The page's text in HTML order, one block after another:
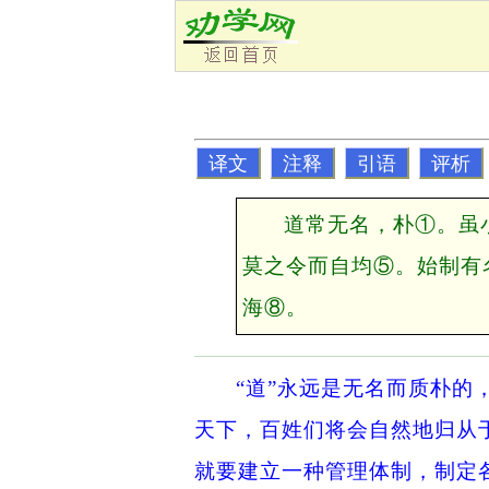
译文 注释 引语 评析
道常无名，朴①。虽
莫之令而自均⑤。始制
海⑧。
“道”永远是无名而质朴的
天下，百姓们将会自然地归
就要建立一种管理体制，制